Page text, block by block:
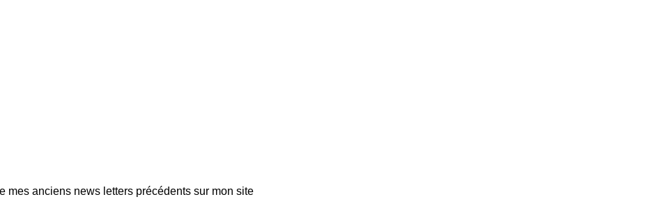
mes anciens news letters précédents sur mon site